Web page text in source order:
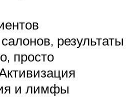
результаты
просто
и лимфы